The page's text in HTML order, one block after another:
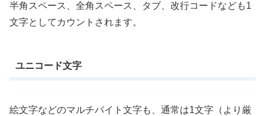
半角スペース、全角スペース、タブ、改行コードなども1
文字としてカウントされます。
ユニコード文字
絵文字などのマルチバイト文字も、通常は1文字（より厳